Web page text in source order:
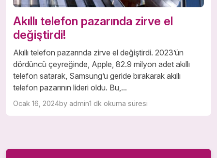
Akıllı telefon pazarında zirve el
değiştirdi!
Akıllı telefon pazarında zirve el değiştirdi. 2023’ün
dördüncü çeyreğinde, Apple, 82.9 milyon adet akıllı
telefon satarak, Samsung’u geride bırakarak akıllı
telefon pazarının lideri oldu. Bu,...
Ocak 16, 2024by admin1 dk okuma süresi